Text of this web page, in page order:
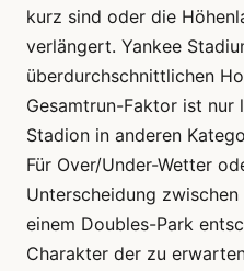
kurz sind oder die
verlängert. Yankee
überdurchschnittlichen
Gesamtrun-Faktor ist nur
Stadion in anderen
Für Over/Under-Wetter
Unterscheidung
einem Doubles-Park
Charakter der zu